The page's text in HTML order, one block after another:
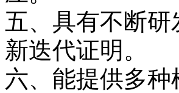
五、具有不断
新迭代证明。
六、能提供多